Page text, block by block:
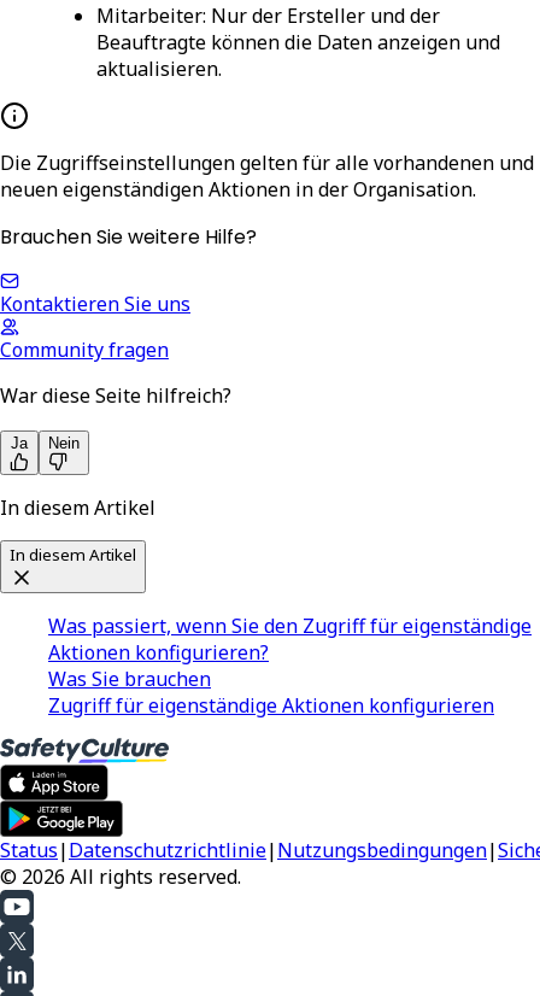
Mitarbeiter: Nur der Ersteller und der
Beauftragte können die Daten anzeigen und
aktualisieren.
Die Zugriffseinstellungen gelten für alle vorhandenen und
neuen eigenständigen Aktionen in der Organisation.
Brauchen Sie weitere Hilfe?
Kontaktieren Sie uns
Community fragen
War diese Seite hilfreich?
Ja Nein
In diesem Artikel
In diesem Artikel
Was passiert, wenn Sie den Zugriff für eigenständige
Aktionen konfigurieren?
Was Sie brauchen
Zugriff für eigenständige Aktionen konfigurieren
Status|Datenschutzrichtlinie|Nutzungsbedingungen|
© 2026 All rights reserved.